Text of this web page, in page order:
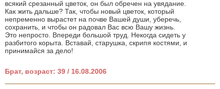
всякий срезанный цветок, он был обречен на увядание.
Как жить дальше? Так, чтобы новый цветок, который
непременно вырастет на почве Вашей души, уберечь,
сохранить, и чтобы он радовал Вас всю Вашу жизнь.
Это непросто. Впереди большой труд. Некогда сидеть у
разбитого корыта. Вставай, старушка, скрипя костями, и
принимайся за дело!
Брат, возраст: 39 / 16.08.2006